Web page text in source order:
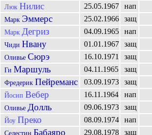
Люк Нилис 25.05.1967 нап
Марк Эммерс 25.02.1966
защ
Марк Дегриз 04.09.1965 нап
Чиди Нвану 01.01.1967 защ
Оливье Сюрэ 16.10.1971
защ
Ги Маршуль 04.11.1965 защ
Фредерик Пейреманс 03.09.1973
защ
Йосип Вебер 16.11.1964 нап
Оливье Долль 09.06.1973 защ
Йоу Преко 08.09.1974
нап
Селестин Бабаяро 29.08.1978
защ